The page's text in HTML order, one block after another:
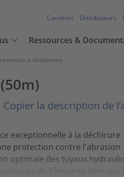
Carrières Distributeurs
Ressources &
à l'éclatement
Copier la description de
exceptionnelle à la déchirure
protection contre l'abrasion
optimale des tuyaux
risques de blessures liées aux